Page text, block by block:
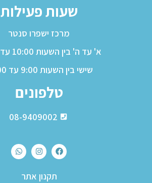
שעות פעילות
מרכז ישפרו סנטר
א' עד ה' בין השעות 10:00 עד 19:00
שישי בין השעות 9:00 עד 13:00
טלפונים
08-9409002
תקנון אתר